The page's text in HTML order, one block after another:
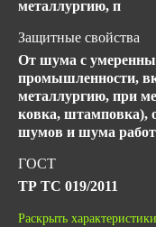
металлургию, п
Защитные свойства
От шума с
промышленности,
металлургию, при
ковка, штамповка),
шумов и шума
ГОСТ
ТР ТС 019/2011
Количество в упаковке
Раскрыть характеристики